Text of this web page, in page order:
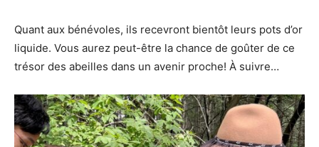
Quant aux bénévoles, ils recevront bientôt leurs pots d’or
liquide. Vous aurez peut-être la chance de goûter de ce
trésor des abeilles dans un avenir proche! À suivre…